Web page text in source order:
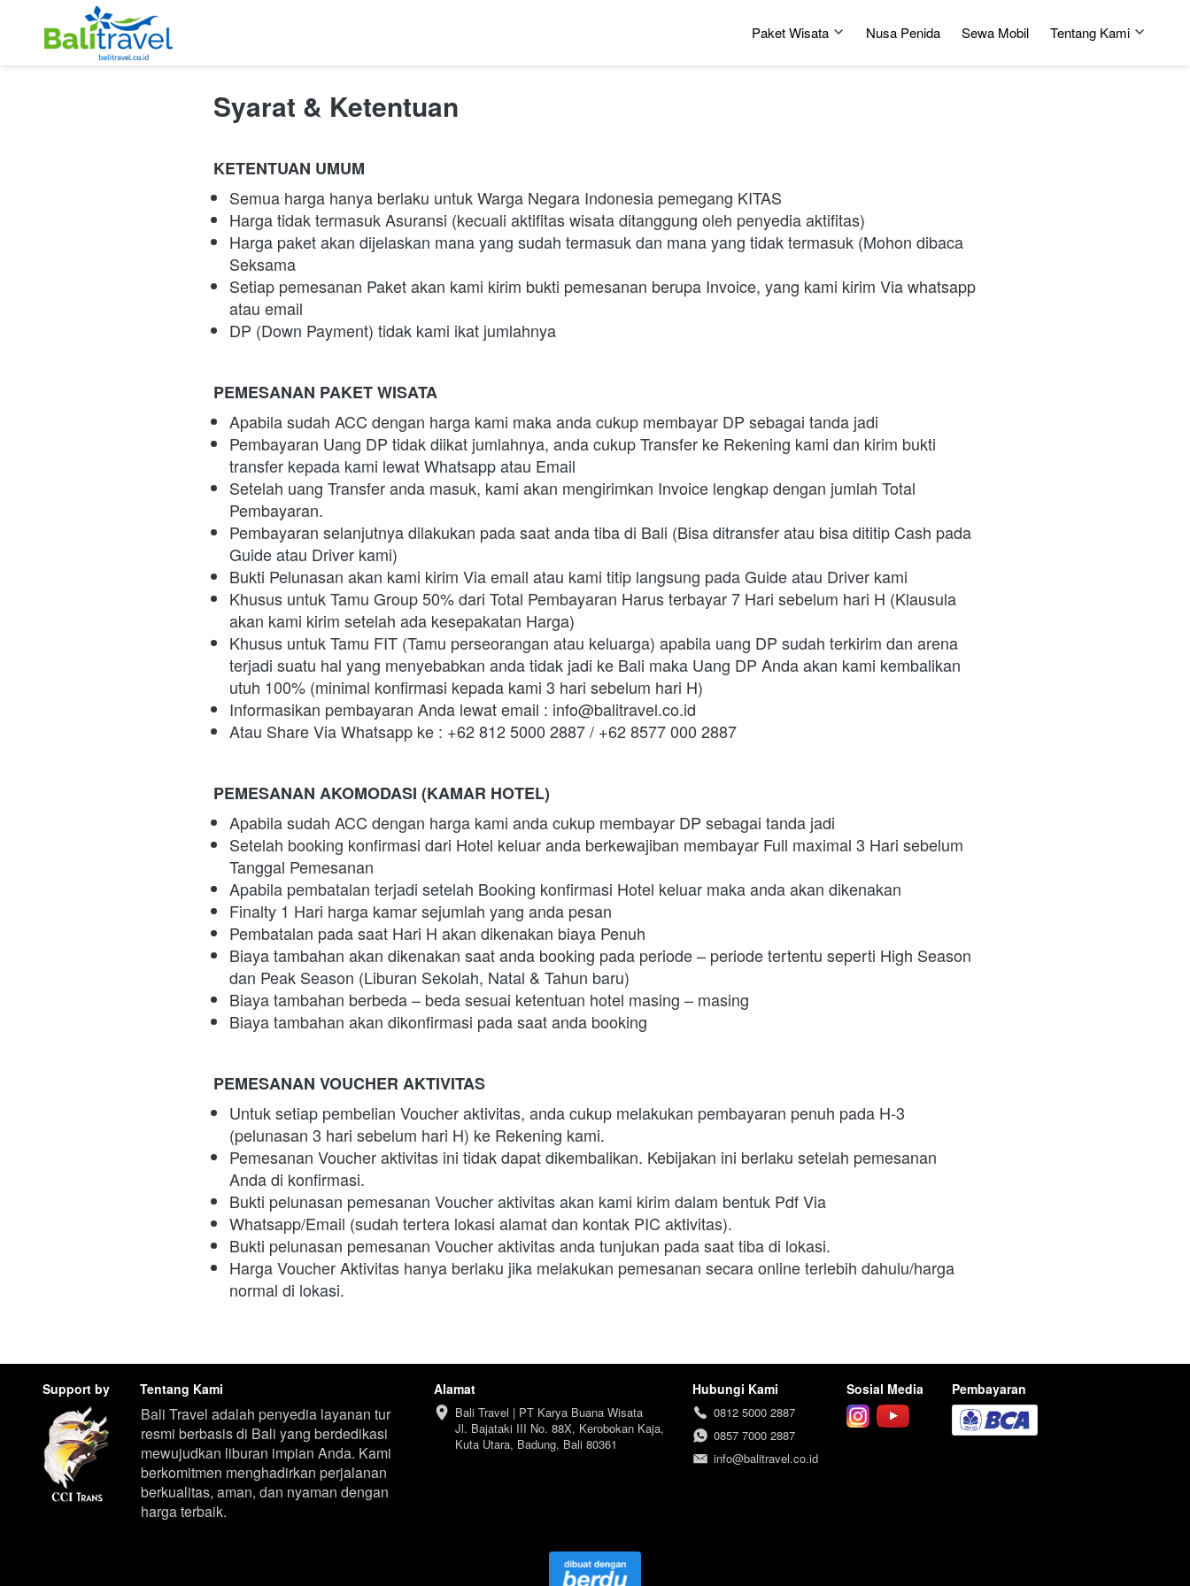
Paket Wisata Nusa Penida Sewa Mobil Tentang Kami
Syarat & Ketentuan
KETENTUAN UMUM
Semua harga hanya berlaku untuk Warga Negara Indonesia pemegang KITAS
Harga tidak termasuk Asuransi (kecuali aktifitas wisata ditanggung oleh penyedia aktifitas)
Harga paket akan dijelaskan mana yang sudah termasuk dan mana yang tidak termasuk (Mohon dibaca
Seksama
Setiap pemesanan Paket akan kami kirim bukti pemesanan berupa Invoice, yang kami kirim Via whatsapp
atau email
DP (Down Payment) tidak kami ikat jumlahnya
PEMESANAN PAKET WISATA
Apabila sudah ACC dengan harga kami maka anda cukup membayar DP sebagai tanda jadi
Pembayaran Uang DP tidak diikat jumlahnya, anda cukup Transfer ke Rekening kami dan kirim bukti
transfer kepada kami lewat Whatsapp atau Email
Setelah uang Transfer anda masuk, kami akan mengirimkan Invoice lengkap dengan jumlah Total
Pembayaran.
Pembayaran selanjutnya dilakukan pada saat anda tiba di Bali (Bisa ditransfer atau bisa dititip Cash pada
Guide atau Driver kami)
Bukti Pelunasan akan kami kirim Via email atau kami titip langsung pada Guide atau Driver kami
Khusus untuk Tamu Group 50% dari Total Pembayaran Harus terbayar 7 Hari sebelum hari H (Klausula
akan kami kirim setelah ada kesepakatan Harga)
Khusus untuk Tamu FIT (Tamu perseorangan atau keluarga) apabila uang DP sudah terkirim dan arena
terjadi suatu hal yang menyebabkan anda tidak jadi ke Bali maka Uang DP Anda akan kami kembalikan
utuh 100% (minimal konfirmasi kepada kami 3 hari sebelum hari H)
Informasikan pembayaran Anda lewat email : info@balitravel.co.id
Atau Share Via Whatsapp ke : +62 812 5000 2887 / +62 8577 000 2887
PEMESANAN AKOMODASI (KAMAR HOTEL)
Apabila sudah ACC dengan harga kami anda cukup membayar DP sebagai tanda jadi
Setelah booking konfirmasi dari Hotel keluar anda berkewajiban membayar Full maximal 3 Hari sebelum
Tanggal Pemesanan
Apabila pembatalan terjadi setelah Booking konfirmasi Hotel keluar maka anda akan dikenakan
Finalty 1 Hari harga kamar sejumlah yang anda pesan
Pembatalan pada saat Hari H akan dikenakan biaya Penuh
Biaya tambahan akan dikenakan saat anda booking pada periode – periode tertentu seperti High Season
dan Peak Season (Liburan Sekolah, Natal & Tahun baru)
Biaya tambahan berbeda – beda sesuai ketentuan hotel masing – masing
Biaya tambahan akan dikonfirmasi pada saat anda booking
PEMESANAN VOUCHER AKTIVITAS
Untuk setiap pembelian Voucher aktivitas, anda cukup melakukan pembayaran penuh pada H-3
(pelunasan 3 hari sebelum hari H) ke Rekening kami.
Pemesanan Voucher aktivitas ini tidak dapat dikembalikan. Kebijakan ini berlaku setelah pemesanan
Anda di konfirmasi.
Bukti pelunasan pemesanan Voucher aktivitas akan kami kirim dalam bentuk Pdf Via
Whatsapp/Email (sudah tertera lokasi alamat dan kontak PIC aktivitas).
Bukti pelunasan pemesanan Voucher aktivitas anda tunjukan pada saat tiba di lokasi.
Harga Voucher Aktivitas hanya berlaku jika melakukan pemesanan secara online terlebih dahulu/harga
normal di lokasi.
Support by Tentang Kami
Bali Travel adalah penyedia layanan tur
resmi berbasis di Bali yang berdedikasi
mewujudkan liburan impian Anda. Kami
berkomitmen menghadirkan perjalanan
berkualitas, aman, dan nyaman dengan
harga terbaik.
Alamat
Bali Travel | PT Karya Buana Wisata
Jl. Bajataki III No. 88X, Kerobokan Kaja,
Kuta Utara, Badung, Bali 80361
Hubungi Kami
0812 5000 2887
0857 7000 2887
info@balitravel.co.id
Sosial Media Pembayaran